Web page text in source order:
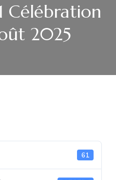
Célébration
2025
61